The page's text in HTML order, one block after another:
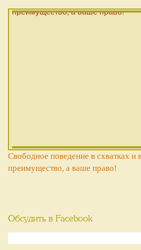
Свободное поведение в схватках и
преимущество, а ваше право!
Обсудить в Facebook